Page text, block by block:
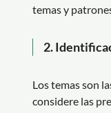
temas y
2.
Los temas son
considere las